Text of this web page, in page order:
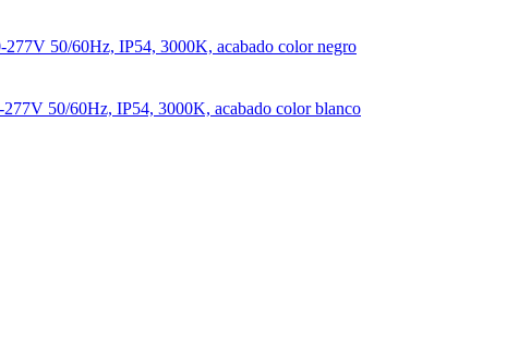
50/60Hz, IP54, 3000K, acabado color negro
50/60Hz, IP54, 3000K, acabado color blanco